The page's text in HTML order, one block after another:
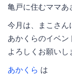
亀戸に住むママあ
今月は、まこさん
あかくらのイベン
よろしくお願いし
あかくら は